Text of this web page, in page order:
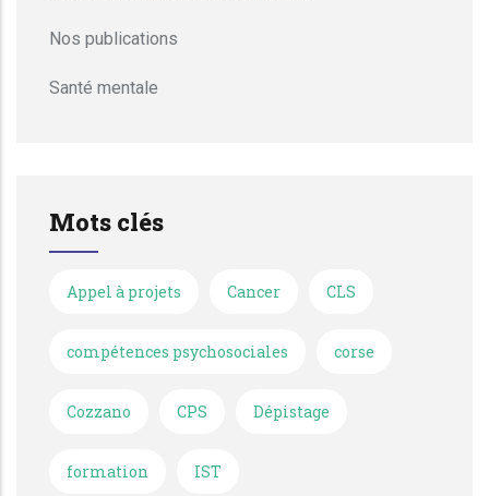
Nos publications
Santé mentale
Mots clés
Appel à projets Cancer CLS
compétences psychosociales corse
Cozzano CPS Dépistage
formation IST